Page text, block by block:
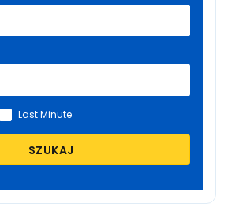
SZUKAJ
Last Minute